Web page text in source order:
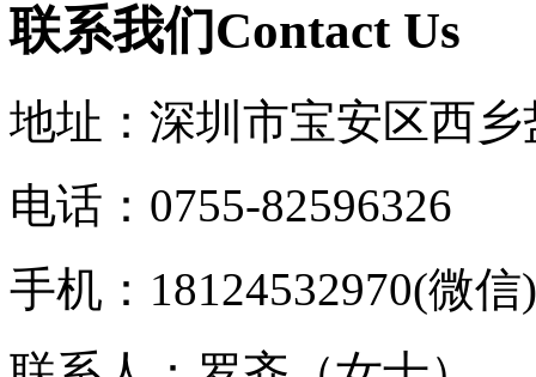
联系我们Contact Us
地址：深圳市宝安区西
电话：0755-82596326
手机：18124532970(微信)